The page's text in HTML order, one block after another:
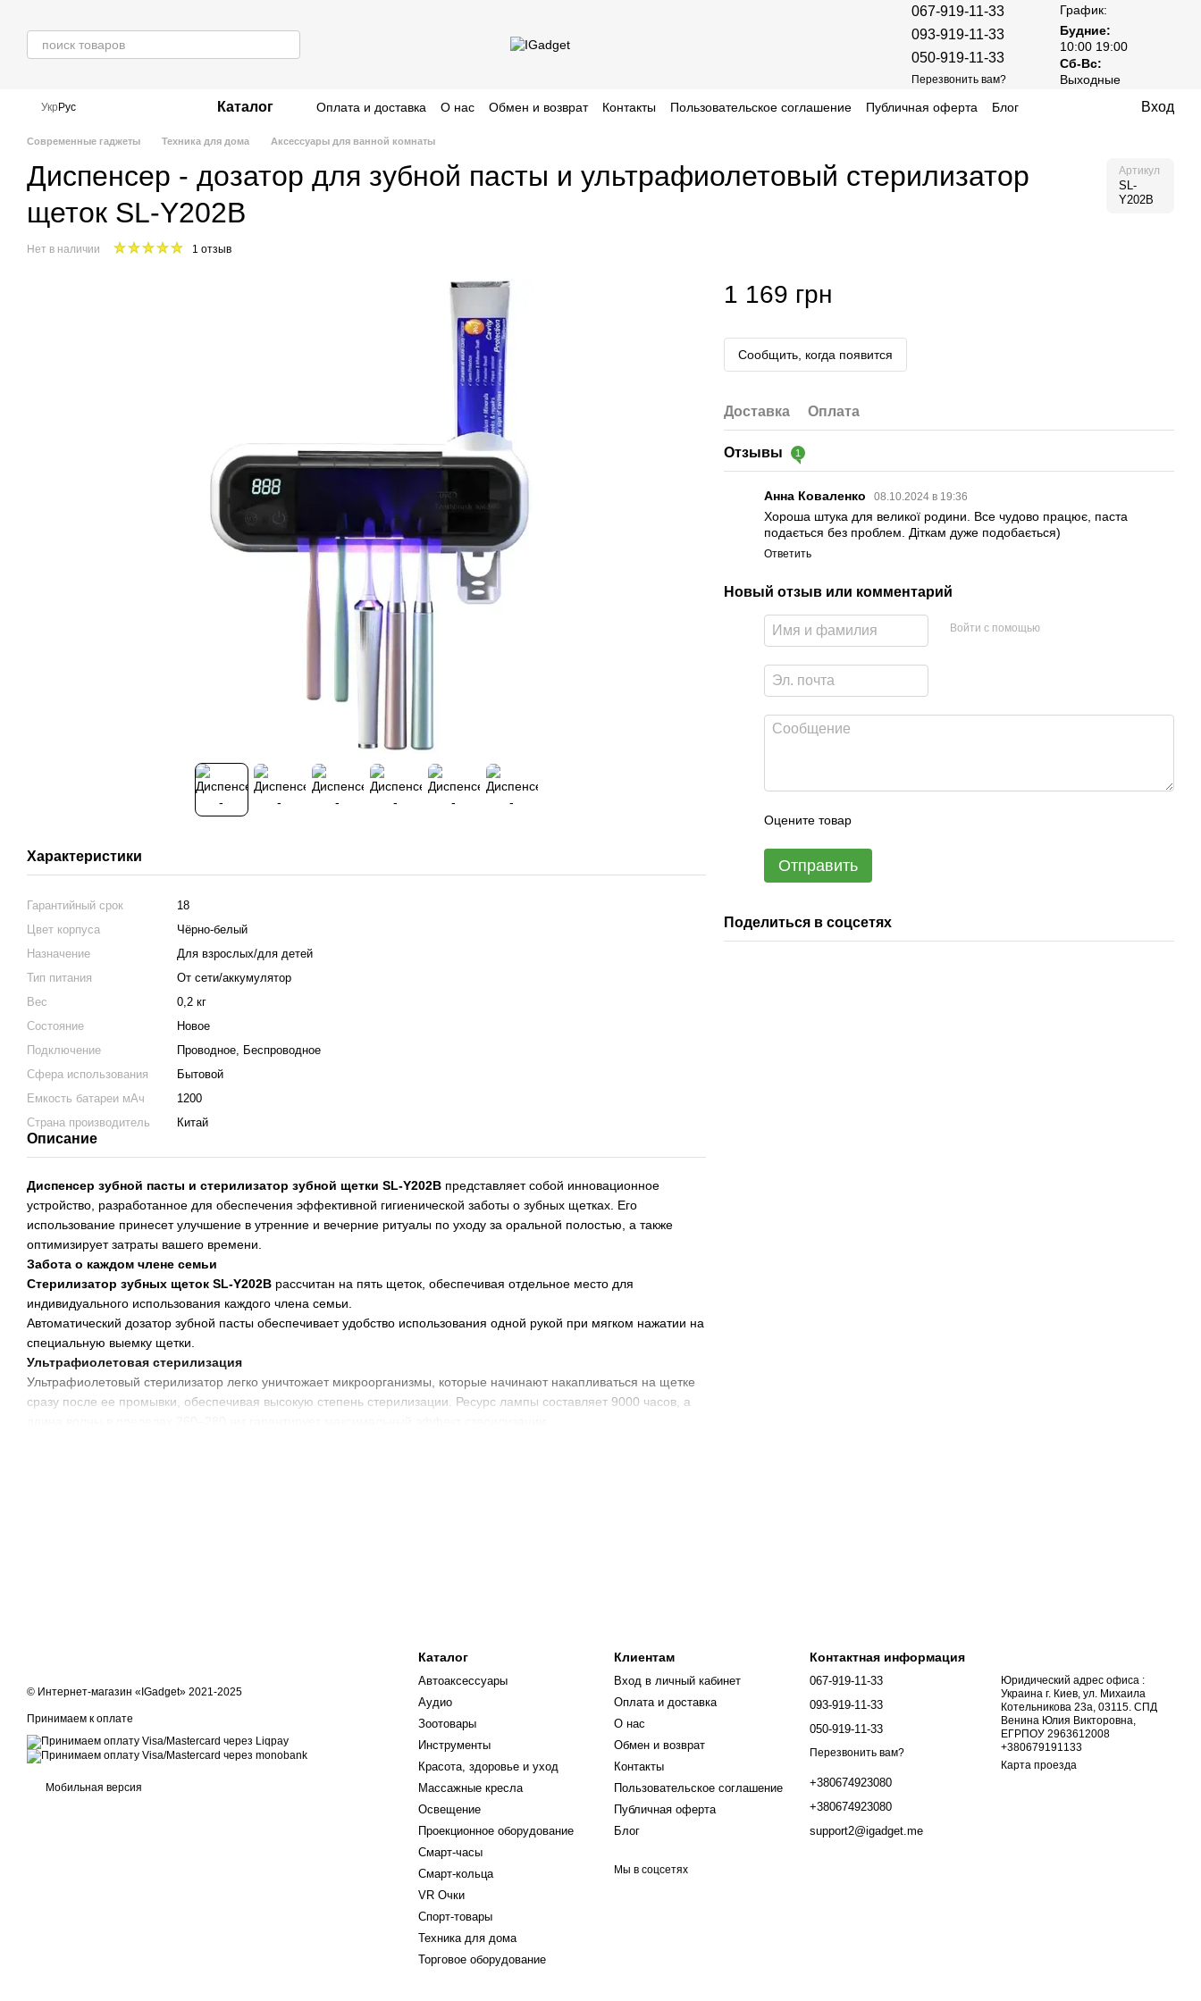
067-919-11-33
093-919-11-33
050-919-11-33
Перезвонить вам?
График:
Будние:
10:00 19:00
Сб-Вс:
Выходные
Укр Рус Каталог Оплата и доставка О нас Обмен и возврат Контакты Пользовательское соглашение Публичная оферта Блог Вход
Современные гаджеты Техника для дома Аксессуары для ванной комнаты
Диспенсер - дозатор для зубной пасты и ультрафиолетовый стерилизатор
щеток SL-Y202B
Артикул
SL-
Y202B
Нет в наличии 1 отзыв
Характеристики
Гарантийный срок
18
Цвет корпуса
Чёрно-белый
Назначение
Для взрослых/для детей
Тип питания
От сети/аккумулятор
Вес
0,2 кг
Состояние
Новое
Подключение
Проводное, Беспроводное
Сфера использования
Бытовой
Емкость батареи мАч
1200
Страна производитель
Китай
Описание
Диспенсер зубной пасты и стерилизатор зубной щетки SL-Y202B представляет собой инновационное
устройство, разработанное для обеспечения эффективной гигиенической заботы о зубных щетках. Его
использование принесет улучшение в утренние и вечерние ритуалы по уходу за оральной полостью, а также
оптимизирует затраты вашего времени.
Забота о каждом члене семьи
Стерилизатор зубных щеток SL-Y202B рассчитан на пять щеток, обеспечивая отдельное место для
индивидуального использования каждого члена семьи.
Автоматический дозатор зубной пасты обеспечивает удобство использования одной рукой при мягком нажатии на
специальную выемку щетки.
Ультрафиолетовая стерилизация
Ультрафиолетовый стерилизатор легко уничтожает микроорганизмы, которые начинают накапливаться на щетке
сразу после ее промывки, обеспечивая высокую степень стерилизации. Ресурс лампы составляет 9000 часов, а
1 169 грн
Сообщить, когда появится
Доставка Оплата
Отзывы 1
Анна Коваленко 08.10.2024 в 19:36
Хороша штука для великої родини. Все чудово працює, паста
подається без проблем. Діткам дуже подобається)
Ответить
Новый отзыв или комментарий
Войти с помощью
Оцените товар
Отправить
Поделиться в соцсетях
© Интернет-магазин «IGadget» 2021-2025
Принимаем к оплате
Мобильная версия
Каталог
Автоаксессуары
Аудио
Зоотовары
Инструменты
Красота, здоровье и уход
Массажные кресла
Освещение
Проекционное оборудование
Смарт-часы
Смарт-кольца
VR Очки
Спорт-товары
Техника для дома
Торговое оборудование
Клиентам
Вход в личный кабинет
Оплата и доставка
О нас
Обмен и возврат
Контакты
Пользовательское соглашение
Публичная оферта
Блог
Мы в соцсетях
Контактная информация
067-919-11-33
093-919-11-33
050-919-11-33
Перезвонить вам?
+380674923080
+380674923080
support2@igadget.me
Юридический адрес офиса :
Украина г. Киев, ул. Михаила
Котельникова 23а, 03115. СПД
Венина Юлия Викторовна,
ЕГРПОУ 2963612008
+380679191133
Карта проезда